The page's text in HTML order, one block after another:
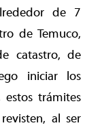
de 7
de Temuco,
catastro, de
iniciar los
estos trámites
al ser